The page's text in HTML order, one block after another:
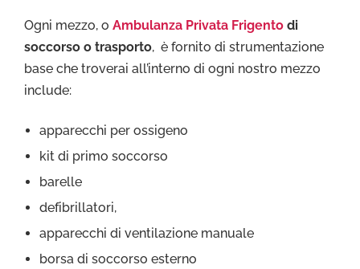
Ogni mezzo, o Ambulanza Privata Frigento di
soccorso o trasporto, è fornito di strumentazione
base che troverai all’interno di ogni nostro mezzo
include:
apparecchi per ossigeno
kit di primo soccorso
barelle
defibrillatori,
apparecchi di ventilazione manuale
borsa di soccorso esterno